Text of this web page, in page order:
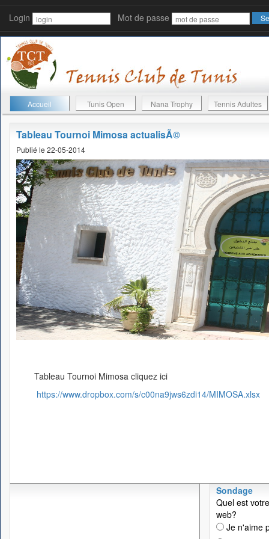
Login Mot de passe
Accueil Tunis Open Nana Trophy Tennis Adultes
Tableau Tournoi Mimosa actualisÃ©
Publié le 22-05-2014
Tableau Tournoi Mimosa cliquez ici
https://www.dropbox.com/s/c00na9jws6zdi14/MIMOSA.xlsx
Sondage
Quel est
web?
Je n'aime